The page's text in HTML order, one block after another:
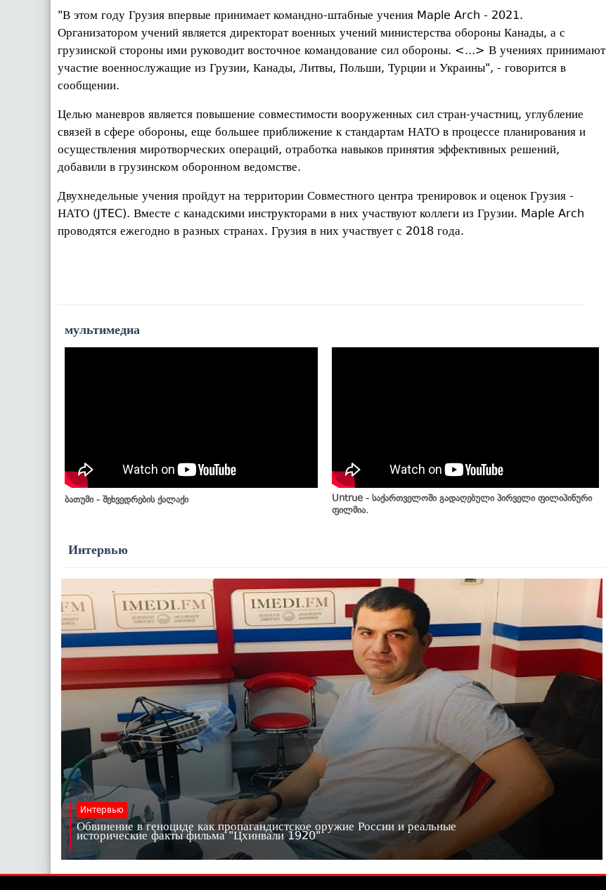
"В этом году Грузия впервые принимает командно-штабные учения Maple Arch - 2021.
Организатором учений является директорат военных учений министерства обороны Канады, а с
грузинской стороны ими руководит восточное командование сил обороны. <...> В учениях принимают
участие военнослужащие из Грузии, Канады, Литвы, Польши, Турции и Украины", - говорится в
сообщении.
Целью маневров является повышение совместимости вооруженных сил стран-участниц, углубление
связей в сфере обороны, еще большее приближение к стандартам НАТО в процессе планирования и
осуществления миротворческих операций, отработка навыков принятия эффективных решений,
добавили в грузинском оборонном ведомстве.
Двухнедельные учения пройдут на территории Совместного центра тренировок и оценок Грузия -
НАТО (JTEC). Вместе с канадскими инструкторами в них участвуют коллеги из Грузии. Maple Arch
проводятся ежегодно в разных странах. Грузия в них участвует с 2018 года.
мультимедиа
ბათუმი - შეხვედრების ქალაქი
Untrue - საქართველოში გადაღებული პირველი ფილიპინური
ფილმია.
Интервью
Интервью
Обвинение в геноциде как пропагандистское оружие России и реальные
исторические факты фильма "Цхинвали 1920"